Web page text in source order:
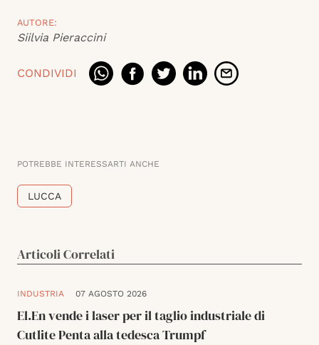
AUTORE:
Siilvia Pieraccini
CONDIVIDI
POTREBBE INTERESSARTI ANCHE
LUCCA
Articoli Correlati
INDUSTRIA 07 AGOSTO 2026
El.En vende i laser per il taglio industriale di
Cutlite Penta alla tedesca Trumpf